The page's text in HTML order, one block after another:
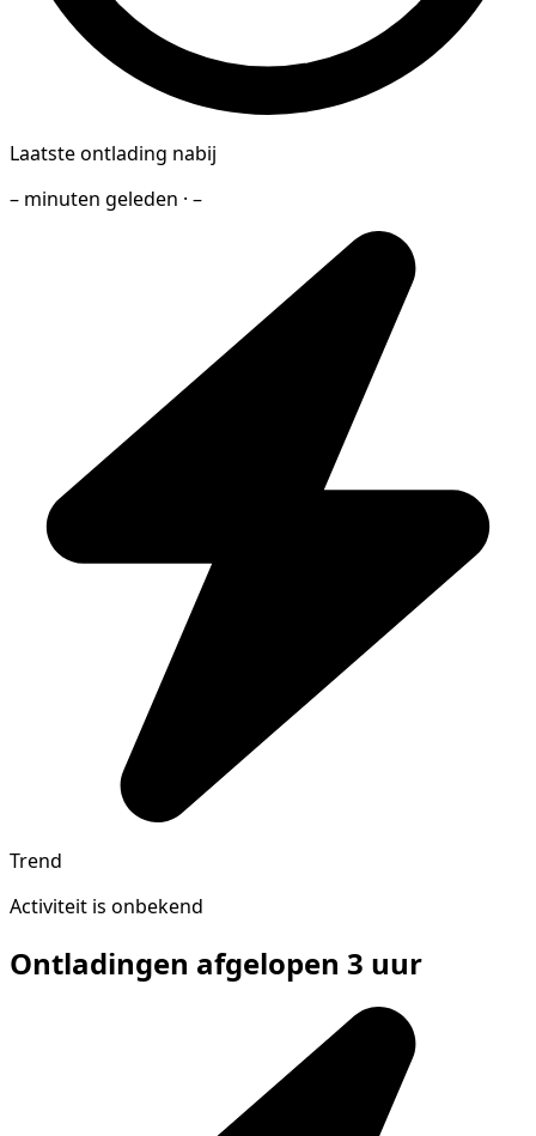
Laatste ontlading nabij
– minuten geleden · –
Trend
Activiteit is onbekend
Ontladingen afgelopen 3 uur